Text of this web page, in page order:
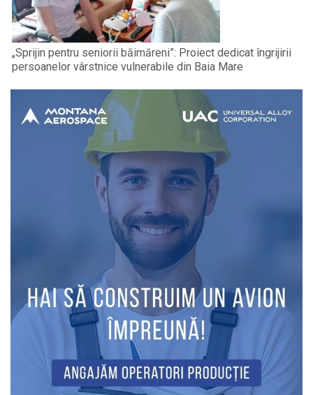
„Sprijin pentru seniorii băimăreni”: Proiect dedicat îngrijirii
persoanelor vârstnice vulnerabile din Baia Mare